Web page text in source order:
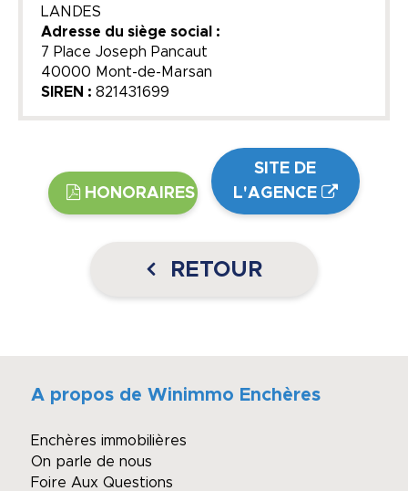
LANDES
Adresse du siège social :
7 Place Joseph Pancaut
40000 Mont-de-Marsan
SIREN : 821431699
HONORAIRES
SITE DE
L'AGENCE
RETOUR
A propos de Winimmo Enchères
Enchères immobilières
On parle de nous
Foire Aux Questions